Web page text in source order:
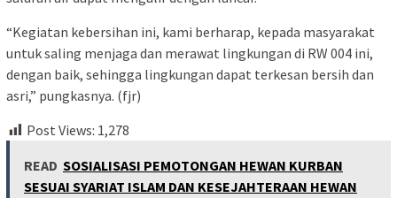
“Kegiatan kebersihan ini, kami berharap, kepada masyarakat
untuk saling menjaga dan merawat lingkungan di RW 004 ini,
dengan baik, sehingga lingkungan dapat terkesan bersih dan
asri,” pungkasnya. (fjr)
Post Views: 1,278
READ SOSIALISASI PEMOTONGAN HEWAN KURBAN
SESUAI SYARIAT ISLAM DAN KESEJAHTERAAN HEWAN